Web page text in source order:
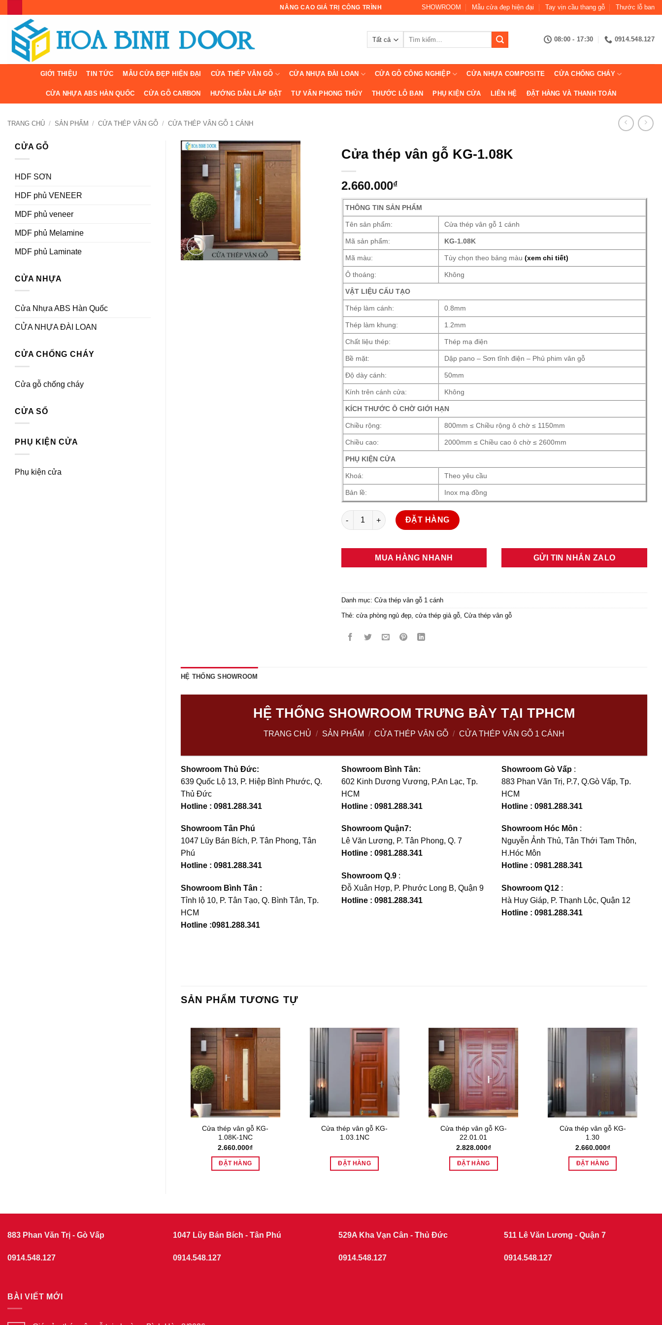
dung
NÂNG CAO GIÁ TRỊ CÔNG TRÌNH SHOWROOM Mẫu cửa đẹp hiện đại Tay vịn cầu thang gỗ Thước lỗ ban
08:00 - 17:30 0914.548.127
GIỚI THIỆU TIN TỨC MẪU CỬA ĐẸP HIỆN ĐẠI CỬA THÉP VÂN GỖ CỬA NHỰA ĐÀI LOAN CỬA GỖ CÔNG NGHIỆP CỬA NHỰA COMPOSITE CỬA CHỐNG CHÁY
CỬA NHỰA ABS HÀN QUỐC CỬA GỖ CARBON HƯỚNG DẪN LẮP ĐẶT TƯ VẤN PHONG THỦY THƯỚC LỖ BAN PHỤ KIỆN CỬA LIÊN HỆ ĐẶT HÀNG VÀ THANH TOÁN
TRANG CHỦ / SẢN PHẨM / CỬA THÉP VÂN GỖ / CỬA THÉP VÂN GỖ 1 CÁNH
CỬA GỖ
HDF SƠN
HDF phủ VENEER
MDF phủ veneer
MDF phủ Melamine
MDF phủ Laminate
CỬA NHỰA
Cửa Nhựa ABS Hàn Quốc
CỬA NHỰA ĐÀI LOAN
CỬA CHỐNG CHÁY
Cửa gỗ chống cháy
CỬA SỔ
PHỤ KIỆN CỬA
Phụ kiện cửa
Cửa thép vân gỗ KG-1.08K
2.660.000₫
THÔNG TIN SẢN PHẨM
Tên sản phẩm: Cửa thép vân gỗ 1 cánh
Mã sản phẩm: KG-1.08K
Mã màu: Tùy chọn theo bảng màu (xem chi tiết)
Ô thoáng: Không
VẬT LIỆU CẤU TẠO
Thép làm cánh: 0.8mm
Thép làm khung: 1.2mm
Chất liệu thép: Thép mạ điện
Bề mặt: Dập pano – Sơn tĩnh điện – Phủ phim vân gỗ
Độ dày cánh: 50mm
Kính trên cánh cửa: Không
KÍCH THƯỚC Ô CHỜ GIỚI HẠN
Chiều rộng: 800mm ≤ Chiều rộng ô chờ ≤ 1150mm
Chiều cao: 2000mm ≤ Chiều cao ô chờ ≤ 2600mm
PHỤ KIỆN CỬA
Khoá: Theo yêu cầu
Bản lề: Inox mạ đồng
Cửa thép vân gỗ KG-1.08K số lượng
ĐẶT HÀNG
MUA HÀNG NHANH GỬI TIN NHẮN ZALO
Danh mục: Cửa thép vân gỗ 1 cánh
Thẻ: cửa phòng ngủ đẹp, cửa thép giả gỗ, Cửa thép vân gỗ
HỆ THỐNG SHOWROOM
HỆ THỐNG SHOWROOM TRƯNG BÀY TẠI TPHCM
TRANG CHỦ / SẢN PHẨM / CỬA THÉP VÂN GỖ / CỬA THÉP VÂN GỖ 1 CÁNH
Showroom Thủ Đức:
639 Quốc Lộ 13, P. Hiệp Bình Phước, Q.
Thủ Đức
Hotline : 0981.288.341
Showroom Tân Phú
1047 Lũy Bán Bích, P. Tân Phong, Tân
Phú
Hotline : 0981.288.341
Showroom Bình Tân :
Tỉnh lộ 10, P. Tân Tạo, Q. Bình Tân, Tp.
HCM
Hotline :0981.288.341
Showroom Bình Tân:
602 Kinh Dương Vương, P.An Lạc, Tp.
HCM
Hotline : 0981.288.341
Showroom Quận7:
Lê Văn Lương, P. Tân Phong, Q. 7
Hotline : 0981.288.341
Showroom Q.9:
Đỗ Xuân Hợp, P. Phước Long B, Quận 9
Hotline : 0981.288.341
Showroom Gò Vấp :
883 Phan Văn Trị, P.7, Q.Gò Vấp, Tp.
HCM
Hotline : 0981.288.341
Showroom Hóc Môn :
Nguyễn Ảnh Thủ, Tân Thới Tam Thôn,
H.Hóc Môn
Hotline : 0981.288.341
Showroom Q12 :
Hà Huy Giáp, P. Thạnh Lộc, Quận 12
Hotline : 0981.288.341
SẢN PHẨM TƯƠNG TỰ
Cửa thép vân gỗ KG-
1.08K-1NC
2.660.000₫
ĐẶT HÀNG
Cửa thép vân gỗ KG-
1.03.1NC
ĐẶT HÀNG
Cửa thép vân gỗ KG-
22.01.01
2.828.000₫
ĐẶT HÀNG
Cửa thép vân gỗ KG-
1.30
2.660.000₫
ĐẶT HÀNG
883 Phan Văn Trị - Gò Vấp
0914.548.127
1047 Lũy Bán Bích - Tân Phú
0914.548.127
529A Kha Vạn Cân - Thủ Đức
0914.548.127
511 Lê Văn Lương - Quận 7
0914.548.127
BÀI VIẾT MỚI